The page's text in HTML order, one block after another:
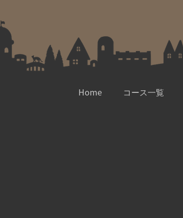
Home コース一覧